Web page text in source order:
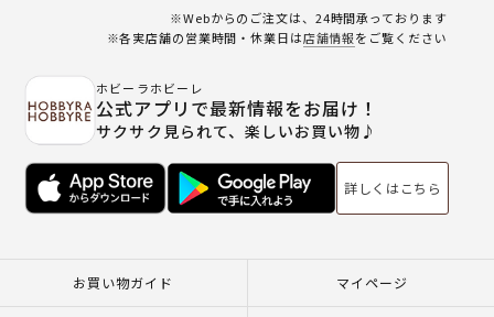
※Webからのご注文は、24時間承っております
※各実店舗の営業時間・休業日は店舗情報をご覧ください
ホビーラホビーレ
公式アプリで最新情報をお届け！
サクサク見られて、楽しいお買い物♪
詳しくはこちら
お買い物ガイド マイページ